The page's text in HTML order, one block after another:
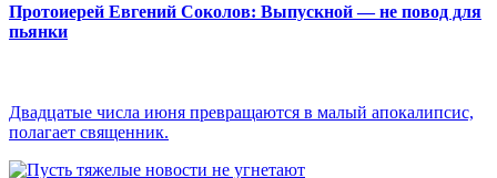
Протоиерей Евгений Соколов: Выпускной — не повод для
пьянки
Двадцатые числа июня превращаются в малый апокалипсис,
полагает священник.